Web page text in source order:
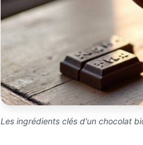
Les ingrédients clés d'un chocolat